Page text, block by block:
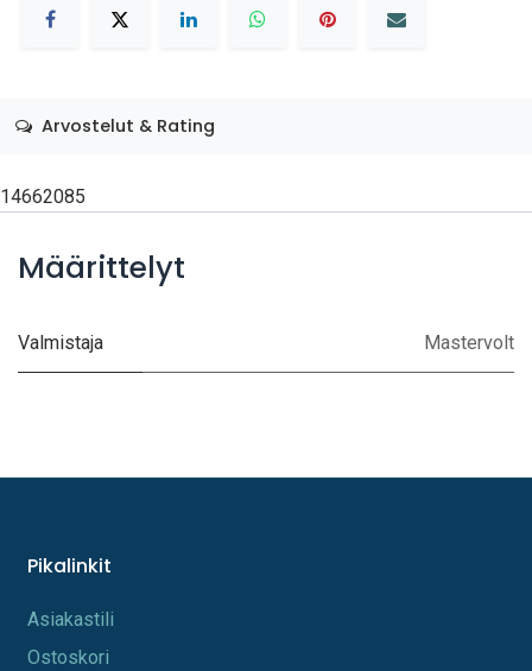
Arvostelut & Rating
14662085
Määrittelyt
Valmistaja Mastervolt
Pikalinkit
A​s​iakastili
Os​toskori